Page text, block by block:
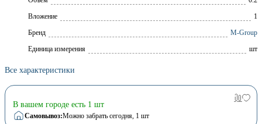
Вложение
1
Брeнд
M-Group
Единица измерения
шт
Все характеристики
В вашем городе есть 1 шт
Самовывоз:Можно забрать сегодня, 1 шт